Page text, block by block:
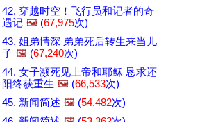
42. 穿越时空！飞行员和记者的奇
遇记 🖼️ (67,975次)
43. 姐弟情深 弟弟死后转生来当儿
子 🖼️ (67,240次)
44. 女子濒死见上帝和耶稣 恳求还
阳终获重生 🖼️ (66,533次)
45. 新闻简述 🖼️ (54,482次)